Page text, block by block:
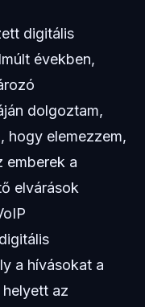
digitális
években,
dolgoztam,
hogy elemezzem,
emberek a
elvárások
a hívásokat a
az